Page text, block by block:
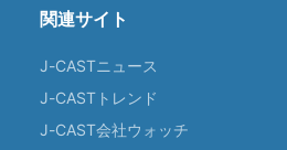
関連サイト
J-CASTニュース
J-CASTトレンド
J-CAST会社ウォッチ